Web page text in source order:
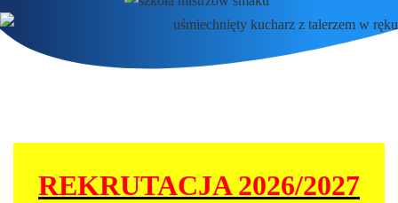
REKRUTACJA 2026/2027